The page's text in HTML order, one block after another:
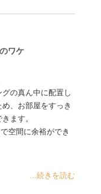
ワケ
の真ん中に配置し
、お部屋をすっき
ます。
空間に余裕ができ
...続きを読む